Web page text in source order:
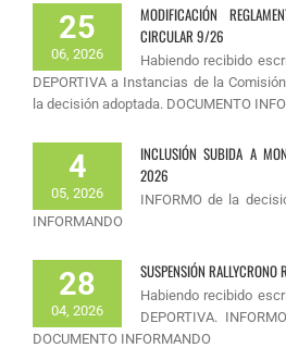
25
06, 2026
MODIFICACIÓN
CIRCULAR 9/26
Habiendo recibido
DEPORTIVA a Instancias de la
la decisión adoptada. DOCUMENTO
4
05, 2026
INCLUSIÓN SUBIDA A
2026
INFORMO de la
INFORMANDO
28
04, 2026
SUSPENSIÓN
Habiendo recibido
DEPORTIVA.
DOCUMENTO INFORMANDO